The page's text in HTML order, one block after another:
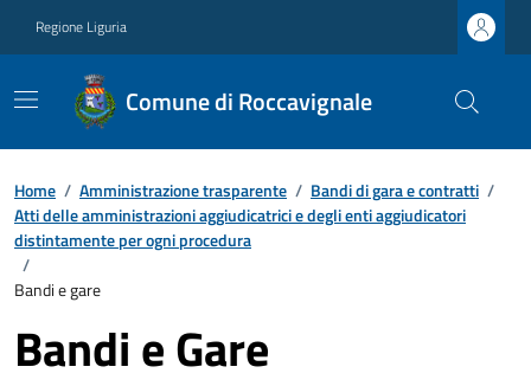
Regione Liguria
Comune di Roccavignale
Home / Amministrazione trasparente / Bandi di gara e contratti /
Atti delle amministrazioni aggiudicatrici e degli enti aggiudicatori
distintamente per ogni procedura
/
Bandi e gare
Bandi e Gare